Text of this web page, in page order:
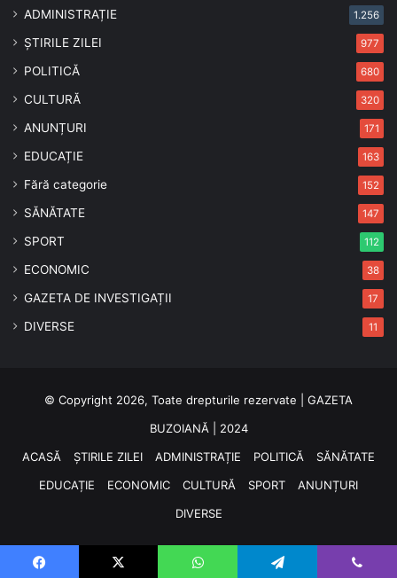
ADMINISTRAȚIE 1.256
ȘTIRILE ZILEI 977
POLITICĂ 680
CULTURĂ 320
ANUNȚURI 171
EDUCAȚIE 163
Fără categorie 152
SĂNĂTATE 147
SPORT 112
ECONOMIC 38
GAZETA DE INVESTIGAȚII 17
DIVERSE 11
© Copyright 2026, Toate drepturile rezervate | GAZETA
BUZOIANĂ | 2024
ACASĂ
ȘTIRILE ZILEI ADMINISTRAȚIE POLITICĂ
SĂNĂTATE
EDUCAȚIE
ECONOMIC CULTURĂ SPORT
ANUNȚURI
DIVERSE